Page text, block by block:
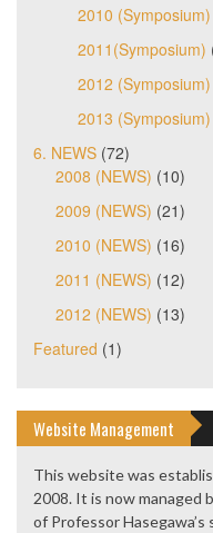
2010 (Symposium)
2011(Symposium)
2012 (Symposium)
2013 (Symposium)
6. NEWS (72)
2008 (NEWS) (10)
2009 (NEWS) (21)
2010 (NEWS) (16)
2011 (NEWS) (12)
2012 (NEWS) (13)
Featured (1)
Website Management
This website was
2008. It is now managed
of Professor